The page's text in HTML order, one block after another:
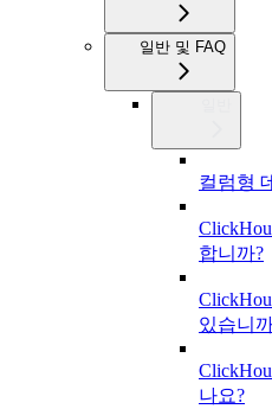
일반 및 FAQ
컬럼형
합니까?
있습니
나요?